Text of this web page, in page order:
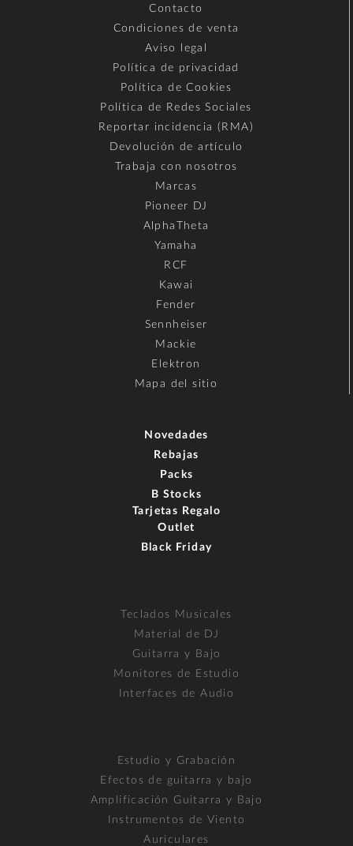
Contacto
Condiciones de venta
Aviso legal
Política de privacidad
Política de Cookies
Política de Redes Sociales
Reportar incidencia (RMA)
Devolución de artículo
Trabaja con nosotros
Marcas
Pioneer DJ
AlphaTheta
Yamaha
RCF
Kawai
Fender
Sennheiser
Mackie
Elektron
Mapa del sitio
Novedades
Rebajas
Packs
B Stocks
Tarjetas Regalo
Outlet
Black Friday
Teclados Musicales
Material de DJ
Guitarra y Bajo
Monitores de Estudio
Interfaces de Audio
Estudio y Grabación
Efectos de guitarra y bajo
Amplificación Guitarra y Bajo
Instrumentos de Viento
Auriculares